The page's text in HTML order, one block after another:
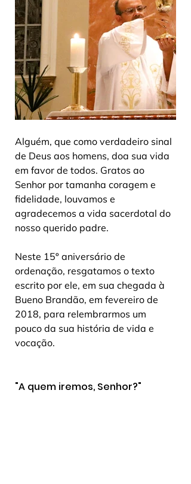
Alguém, que como verdadeiro sinal
de Deus aos homens, doa sua vida
em favor de todos. Gratos ao
Senhor por tamanha coragem e
fidelidade, louvamos e
agradecemos a vida sacerdotal do
nosso querido padre.
Neste 15º aniversário de
ordenação, resgatamos o texto
escrito por ele, em sua chegada à
Bueno Brandão, em fevereiro de
2018, para relembrarmos um
pouco da sua história de vida e
vocação.
"A quem iremos, Senhor?"